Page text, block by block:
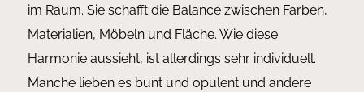
im Raum. Sie schafft die Balance zwischen Farben,
Materialien, Möbeln und Fläche. Wie diese
Harmonie aussieht, ist allerdings sehr individuell.
Manche lieben es bunt und opulent und andere